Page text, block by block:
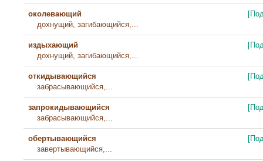
околевающий
дохнущий, загибающийся,...
издыхающий
дохнущий, загибающийся,...
откидывающийся
забрасывающийся,...
запрокидывающийся
забрасывающийся,...
обертывающийся
завертывающийся,...